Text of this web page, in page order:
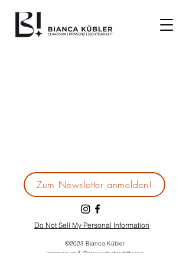
Zum Newsletter anmelden!
Do Not Sell My Personal Information
©2023 Bianca Kübler
Impressum & Datenschutzerklärung